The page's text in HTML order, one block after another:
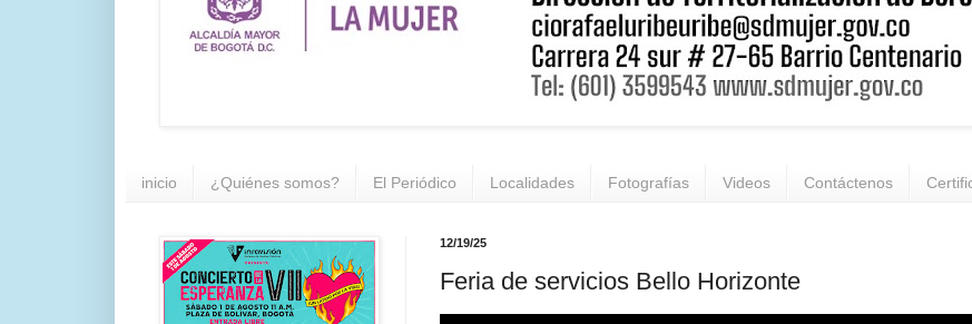
inicio ¿Quiénes somos? El Periódico Localidades Fotografías Videos Contáctenos
12/19/25
Feria de servicios Bello Horizonte